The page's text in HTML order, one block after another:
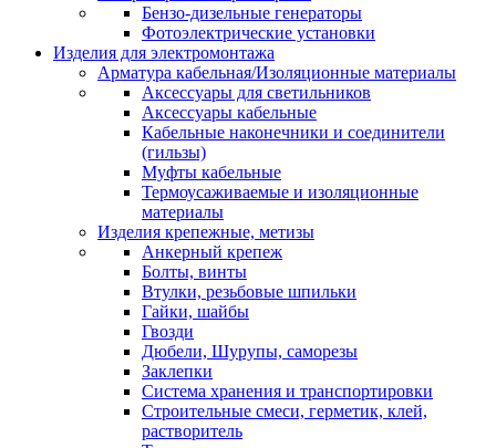
Бензо-дизельные генераторы
Фотоэлектрические установки
Изделия для электромонтажа
Арматура кабельная/Изоляционные материалы
Аксессуары для светильников
Аксессуары кабельные
Кабельные наконечники и соединители
(гильзы)
Муфты кабельные
Термоусаживаемые и изоляционные
материалы
Изделия крепежные, метизы
Анкерный крепеж
Болты, винты
Втулки, резьбовые шпильки
Гайки, шайбы
Гвозди
Дюбели, Шурупы, саморезы
Заклепки
Система хранения и транспортировки
Строительные смеси, герметик, клей,
растворитель